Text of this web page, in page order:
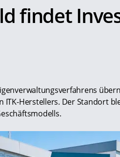
findet
ITK-Herstellers. Der Standort